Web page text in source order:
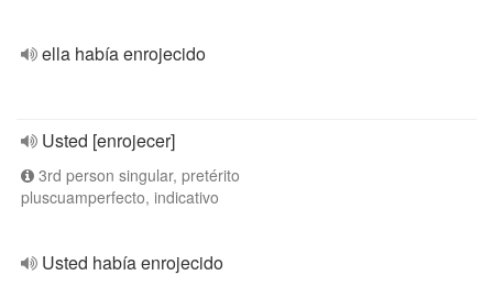
ella había enrojecido
Usted [enrojecer]
3rd person singular, pretérito
pluscuamperfecto, indicativo
Usted había enrojecido